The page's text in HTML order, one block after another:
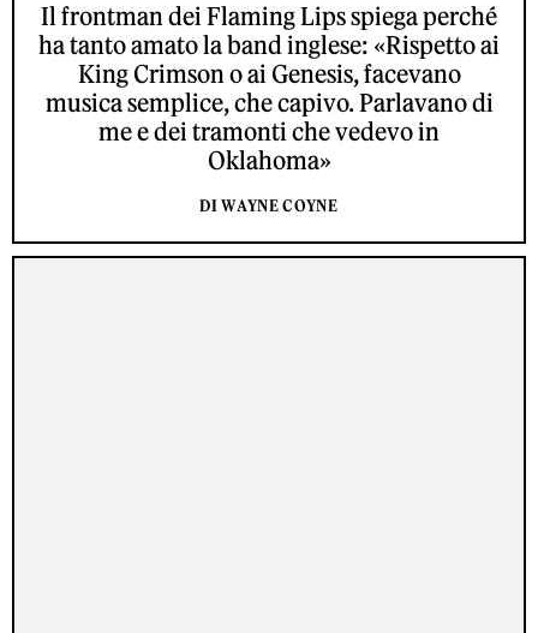
Il frontman dei Flaming Lips spiega perché
ha tanto amato la band inglese: «Rispetto ai
King Crimson o ai Genesis, facevano
musica semplice, che capivo. Parlavano di
me e dei tramonti che vedevo in
Oklahoma»
DI WAYNE COYNE